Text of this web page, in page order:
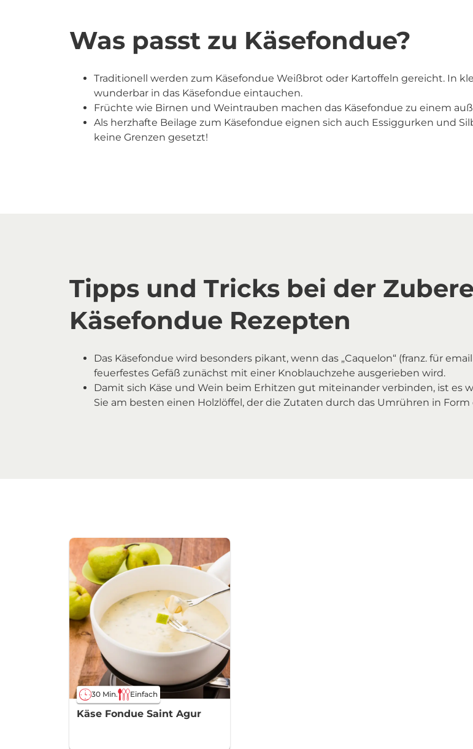
Was passt zu Käsefondue?
Traditionell werden zum Käsefondue Weißbrot oder Kartoffeln gereicht. In
wunderbar in das Käsefondue eintauchen.
Früchte wie Birnen und Weintrauben machen das Käsefondue zu einem
Als herzhafte Beilage zum Käsefondue eignen sich auch Essiggurken und
keine Grenzen gesetzt!
Tipps und Tricks bei der
Käsefondue Rezepten
Das Käsefondue wird besonders pikant, wenn das „Caquelon“ (franz. für
feuerfestes Gefäß zunächst mit einer Knoblauchzehe ausgerieben wird.
Damit sich Käse und Wein beim Erhitzen gut miteinander verbinden, ist es
Sie am besten einen Holzlöffel, der die Zutaten durch das Umrühren in
30 Min. Einfach
Käse Fondue Saint Agur